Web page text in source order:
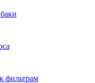
фильтрам